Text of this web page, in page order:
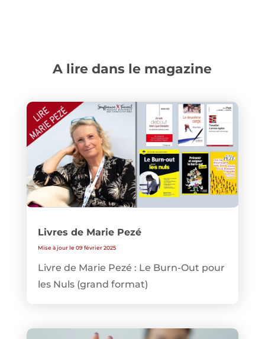
A lire dans le magazine
Livres de Marie Pezé
Mise à jour le 09 février 2025
Livre de Marie Pezé : Le Burn-Out pour
les Nuls (grand format)